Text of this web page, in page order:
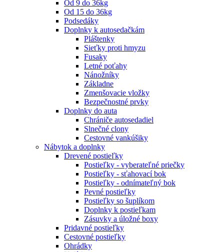
Od 9 do 36kg
Od 15 do 36kg
Podsedáky
Doplnky k autosedačkám
Pláštenky
Sieťky proti hmyzu
Fusaky
Letné poťahy
Nánožníky
Základne
Zmenšovacie vložky
Bezpečnostné prvky
Doplnky do auta
Chrániče autosedadiel
Slnečné clony
Cestovné vankúšiky
Nábytok a doplnky
Drevené postieľky
Postieľky - vyberateľné priečky
Postieľky - sťahovací bok
Postieľky - odnímateľný bok
Pevné postieľky
Postieľky so šuplíkom
Doplnky k postieľkam
Zásuvky a úložné boxy
Pridavné postieľky
Cestovné postieľky
Ohrádky